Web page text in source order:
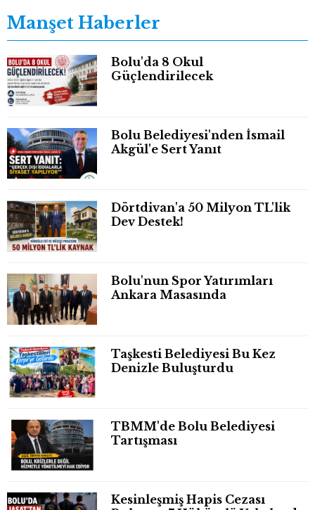
Manşet Haberler
Bolu'da 8 Okul
Güçlendirilecek
Bolu Belediyesi'nden İsmail
Akgül'e Sert Yanıt
Dörtdivan'a 50 Milyon TL'lik
Dev Destek!
Bolu'nun Spor Yatırımları
Ankara Masasında
Taşkesti Belediyesi Bu Kez
Denizle Buluşturdu
TBMM'de Bolu Belediyesi
Tartışması
Kesinleşmiş Hapis Cezası